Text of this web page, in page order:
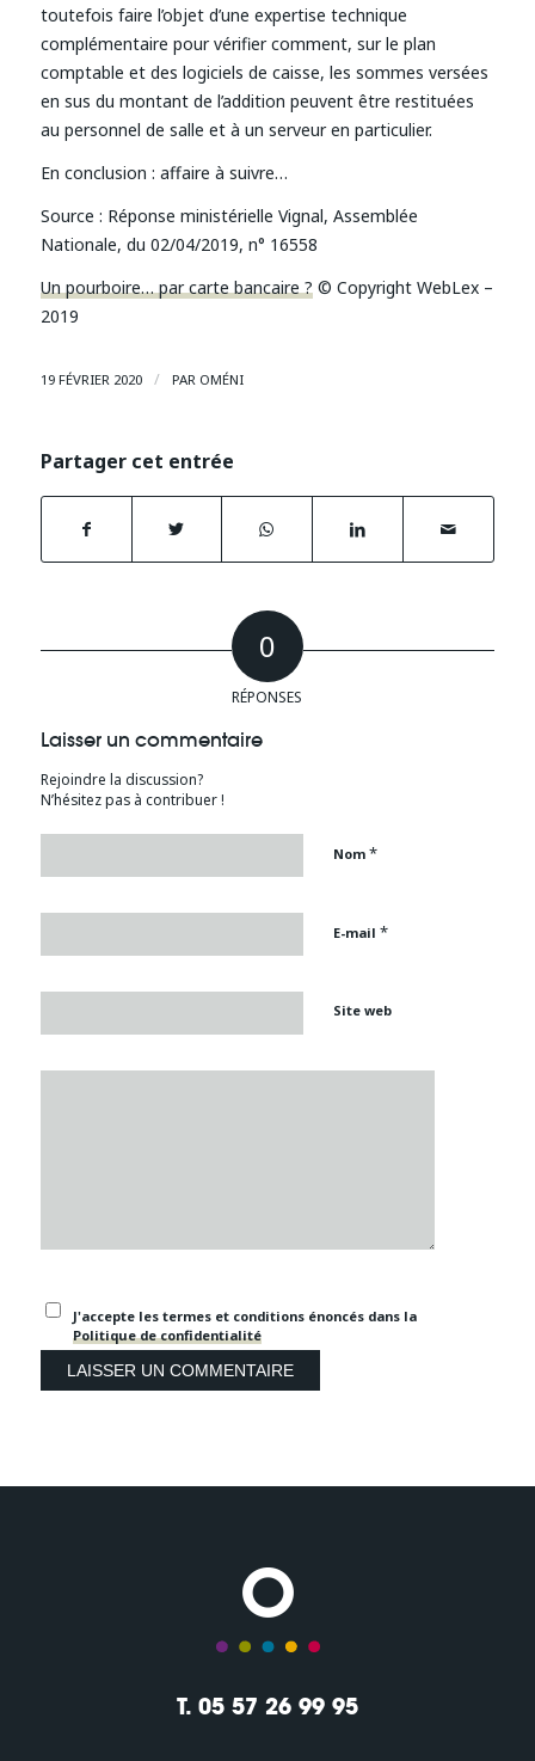
toutefois faire l’objet d’une expertise technique
complémentaire pour vérifier comment, sur le plan
comptable et des logiciels de caisse, les sommes versées
en sus du montant de l’addition peuvent être restituées
au personnel de salle et à un serveur en particulier.
En conclusion : affaire à suivre…
Source : Réponse ministérielle Vignal, Assemblée
Nationale, du 02/04/2019, n° 16558
Un pourboire… par carte bancaire ? © Copyright WebLex –
2019
19 FÉVRIER 2020 / PAR OMÉNI
Partager cet entrée
0
RÉPONSES
Laisser un commentaire
Rejoindre la discussion?
N’hésitez pas à contribuer !
Nom *
E-mail *
Site web
J'accepte les termes et conditions énoncés dans la
Politique de confidentialité
T. 05 57 26 99 95